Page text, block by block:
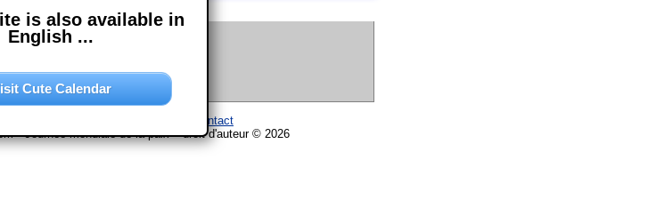
Contact
• Journée mondiale de la paix – droit d'auteur © 2026
is also available in
English ...
Cute Calendar